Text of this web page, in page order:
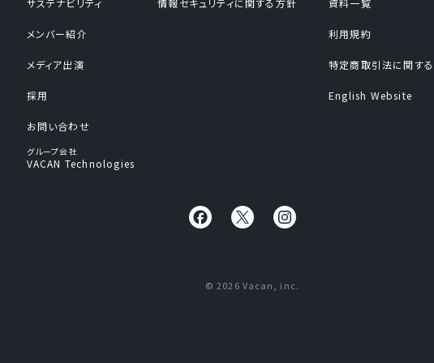
サステナビリティ
メンバー紹介
メディア出演
採用
お問い合わせ
グループ会社
VACAN Technologies
情報セキュリティに関する方針 資料一覧
利用規約
特定商取引法に関す
English Website
© 2026 Vacan, inc.